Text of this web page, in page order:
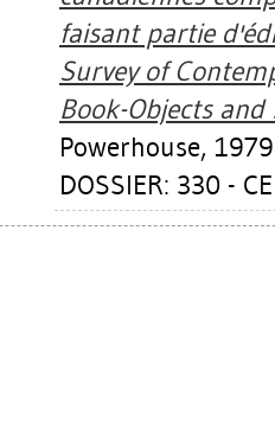
faisant partie
Survey of
Book-Objects
Powerhouse,
DOSSIER: 330 -